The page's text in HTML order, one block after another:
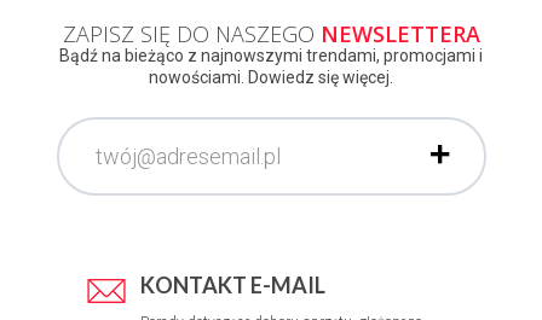
ZAPISZ SIĘ DO NASZEGO NEWSLETTERA
Bądź na bieżąco z najnowszymi trendami, promocjami i
nowościami. Dowiedz się więcej.
KONTAKT E-MAIL